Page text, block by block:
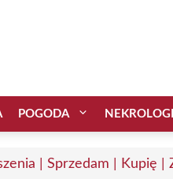
POGODA NEKROLOGI
| Sprzedam | Kupię |